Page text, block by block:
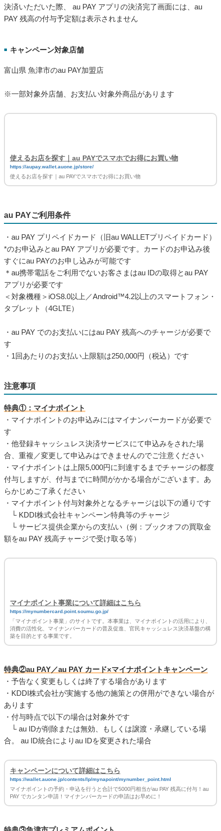
決済いただいた際、 au PAY アプリの決済完了画面には、au
PAY 残高の付与予定額は表示されません
■ キャンペーン対象店舗
富山県 魚津市のau PAY加盟店
※一部対象外店舗、お支払い対象外商品があります
使えるお店を探す｜au PAYでスマホでお得にお買い物
https://aupay.wallet.auone.jp/store/
使えるお店を探す｜au PAYでスマホでお得にお買い物
au PAYご利用条件
・au PAY プリペイドカード（旧au WALLETプリペイドカード）
*のお申込みとau PAY アプリが必要です。カードのお申込み後
すぐにau PAYのお申し込みが可能です
＊au携帯電話をご利用でないお客さまはau IDの取得とau PAY
アプリが必要です
＜対象機種＞iOS8.0以上／Android™4.2以上のスマートフォン・
タブレット（4GLTE）
・au PAY でのお支払いにはau PAY 残高へのチャージが必要で
す
・1回あたりのお支払い上限額は250,000円（税込）です
注意事項
特典①：マイナポイント
・マイナポイントのお申込みにはマイナンバーカードが必要で
す
・他登録キャッシュレス決済サービスにて申込みをされた場
合、重複／変更して申込みはできませんのでご注意ください
・マイナポイントは上限5,000円に到達するまでチャージの都度
付与しますが、付与までに時間がかかる場合がございます。あ
らかじめご了承ください
・マイナポイント付与対象外となるチャージは以下の通りです
└ KDDI株式会社キャンペーン特典等のチャージ
└ サービス提供企業からの支払い（例：ブックオフの買取金
額をau PAY 残高チャージで受け取る等）
マイナポイント事業について詳細はこちら
https://mynumbercard.point.soumu.go.jp/
「マイナポイント事業」のサイトです。本事業は、マイナポイントの活用により、
消費の活性化、マイナンバーカードの普及促進、官民キャッシュレス決済基盤の構
築を目的とする事業です。
特典②au PAY／au PAY カード×マイナポイントキャンペーン
・予告なく変更もしくは終了する場合があります
・KDDI株式会社が実施する他の施策との併用ができない場合が
あります
・付与時点で以下の場合は対象外です
└ au IDが削除または無効、もしくは譲渡・承継している場
合。 au ID統合によりau IDを変更された場合
キャンペーンについて詳細はこちら
https://wallet.auone.jp/contents/lp/mynapoint/mynumber_point.html
マイナポイントの予約・申込を行うと合計で5000円相当がau PAY 残高に付与！au
PAY でカンタン申請！マイナンバーカードの申請はお早めに！